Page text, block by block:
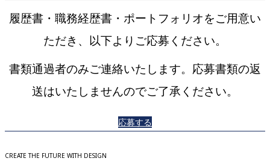
履歴書・職務経歴書・ポートフォリオをご用意い
ただき、以下よりご応募ください。
書類通過者のみご連絡いたします。応募書類の返
送はいたしませんのでご了承ください。
応募する
CREATE THE FUTURE WITH DESIGN